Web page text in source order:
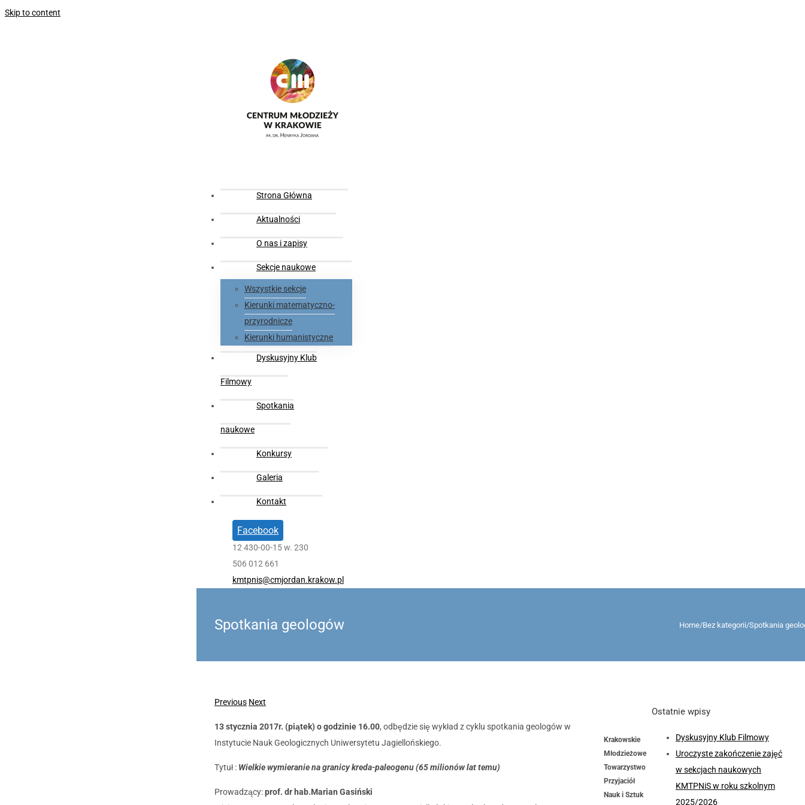
Skip to content
Strona Główna
Aktualności
O nas i zapisy
Sekcje naukowe
Wszystkie sekcje
Kierunki matematyczno-
przyrodnicze
Kierunki humanistyczne
Dyskusyjny Klub
Filmowy
Spotkania
naukowe
Konkursy
Galeria
Kontakt
Facebook
12 430-00-15 w. 230
506 012 661
kmtpnis@cmjordan.krakow.pl
Spotkania geologów Home/Bez kategorii/Spotkania
Previous Next
13 stycznia 2017r. (piątek) o godzinie 16.00, odbędzie się wykład z cyklu spotkania geologów w
Instytucie Nauk Geologicznych Uniwersytetu Jagiellońskiego.
Tytuł : Wielkie wymieranie na granicy kreda-paleogenu (65 milionów lat temu)
Prowadzący:prof. dr hab.Marian Gasiński
Ostatnie wpisy
Dyskusyjny Klub Filmowy
Uroczyste zakończenie zajęć
w sekcjach naukowych
KMTPNiS w roku szkolnym
2025/2026
Krakowskie
Młodzieżowe
Towarzystwo
Przyjaciół
Nauk i Sztuk